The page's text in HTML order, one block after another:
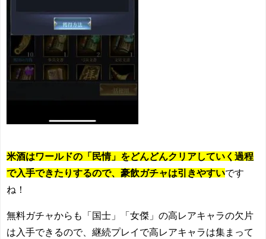
米酒はワールドの「民情」をどんどんクリアしていく過程
で入手できたりするので、豪飲ガチャは引きやすいです
ね！
無料ガチャからも「国士」「女傑」の高レアキャラの欠片
は入手できるので、継続プレイで高レアキャラは集まって